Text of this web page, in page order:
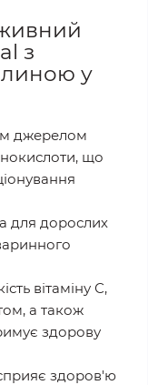
з
у
джерелом
що
для дорослих
вітаміну С,
а також
здорову
здоров'ю